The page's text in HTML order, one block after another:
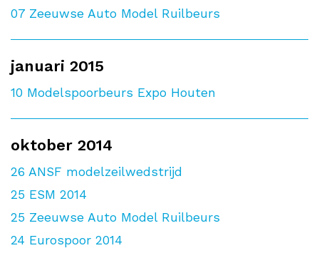
07 Zeeuwse Auto Model Ruilbeurs
januari 2015
10 Modelspoorbeurs Expo Houten
oktober 2014
26 ANSF modelzeilwedstrijd
25 ESM 2014
25 Zeeuwse Auto Model Ruilbeurs
24 Eurospoor 2014